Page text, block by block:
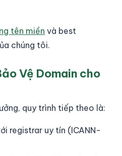
tên miền và best
chúng tôi.
Vệ Domain cho
quy trình tiếp theo là:
registrar uy tín (ICANN-